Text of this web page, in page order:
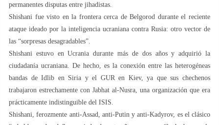
permanentes disputas entre jihadistas.
Shishani fue visto en la frontera cerca de Belgorod durante el reciente
ataque ideado por la inteligencia ucraniana contra Rusia: otro vector de
las “sorpresas desagradables”.
Shishani estuvo en Ucrania durante más de dos años y adquirió la
ciudadanía ucraniana. De hecho, es la conexión entre las heterogéneas
bandas de Idlib en Siria y el GUR en Kiev, ya que sus chechenos
trabajaron estrechamente con Jabhat al-Nusra, una organización que era
prácticamente indistinguible del ISIS.
Shishani, ferozmente anti-Assad, anti-Putin y anti-Kadyrov, es el clásico